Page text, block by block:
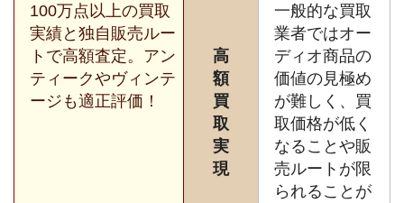
100万点以上の買取
実績と独自販売ルー
トで高額査定。アン
ティークやヴィンテ
ージも適正評価！
高
額
買
取
実
現
一般的な買取
業者ではオー
ディオ商品の
価値の見極め
が難しく、買
取価格が低く
なることや販
売ルートが限
られることが